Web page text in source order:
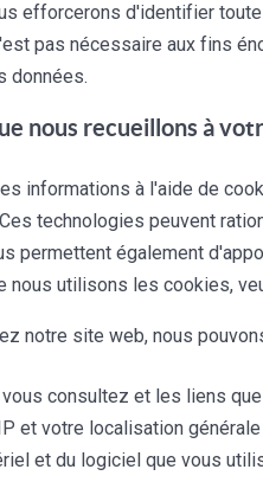
efforcerons d'identifier
pas nécessaire aux fins
données.
nous recueillons à
informations à l'aide de
technologies peuvent
permettent également
nous utilisons les cookies,
notre site web, nous
consultez et les liens
et votre localisation générale
et du logiciel que vous